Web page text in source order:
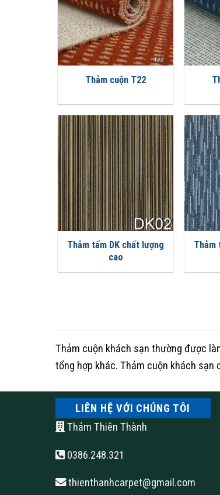
Thảm cuộn T22
Thảm tấm DK chất lượng
cao
Thảm
Thảm cuộn khách sạn thường được
tổng hợp khác. Thảm cuộn khách
LIÊN HỆ VỚI CHÚNG TÔI
Thảm Thiên Thành
0386.248.321
thienthanhcarpet@gmail.com